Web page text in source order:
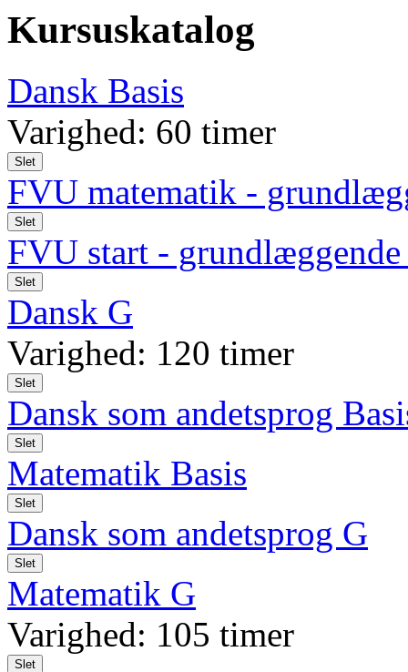
Kursuskatalog
Dansk Basis
Varighed: 60 timer
Slet
FVU matematik -
Slet
FVU start -
Slet
Dansk G
Varighed: 120 timer
Slet
Dansk som andetsprog
Slet
Matematik Basis
Slet
Dansk som andetsprog G
Slet
Matematik G
Varighed: 105 timer
Slet